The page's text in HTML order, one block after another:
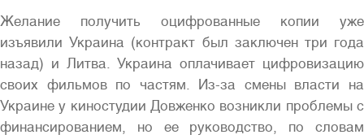
Желание получить оцифрованные копии уже
изъявили Украина (контракт был заключен три года
назад) и Литва. Украина оплачивает цифровизацию
своих фильмов по частям. Из-за смены власти на
Украине у киностудии Довженко возникли проблемы с
финансированием, но ее руководство, по словам